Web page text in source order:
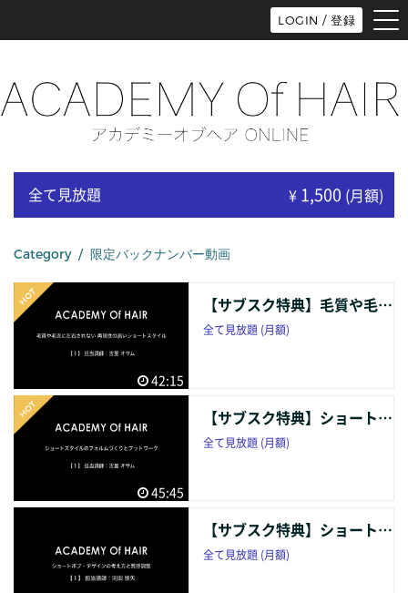
LOGIN / 登録
全て見放題 ¥ 1,500 (月額)
Category / 限定バックナンバー動画
42:15
【サブスク特典】毛質や毛流に左右されない 再現性の高いショートスタイル [１] 【バックナンバー】
全て見放題 (月額)
45:45
【サブスク特典】ショートスタイルのフォルムづくりとフットワーク [１] 【バックナンバー】
全て見放題 (月額)
【サブスク特典】ショートボブ・デザインの考え方と質感調整 [１] 【バックナンバー】
全て見放題 (月額)